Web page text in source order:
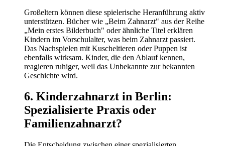
Großeltern können diese spielerische Heranführung aktiv
unterstützen. Bücher wie „Beim Zahnarzt" aus der Reihe
„Mein erstes Bilderbuch" oder ähnliche Titel erklären
Kindern im Vorschulalter, was beim Zahnarzt passiert.
Das Nachspielen mit Kuscheltieren oder Puppen ist
ebenfalls wirksam. Kinder, die den Ablauf kennen,
reagieren ruhiger, weil das Unbekannte zur bekannten
Geschichte wird.
6. Kinderzahnarzt in Berlin:
Spezialisierte Praxis oder
Familienzahnarzt?